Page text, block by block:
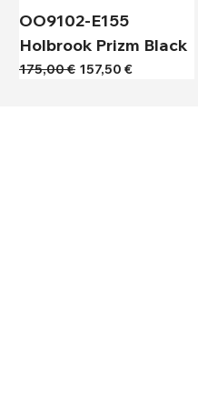
OO9102-E155
Holbrook Prizm Black
Κανονική τιμή
175,00 € Τιμή Έκπτωσης
157,50 €